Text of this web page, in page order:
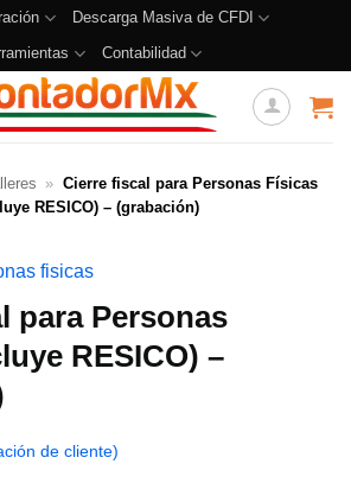
Descarga Masiva de CFDI
Contabilidad
» Cierre fiscal para Personas Físicas
RESICO) – (grabación)
para Personas
RESICO) –
de cliente)